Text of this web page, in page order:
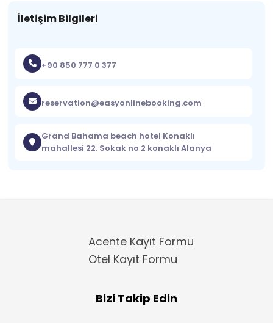
İletişim Bilgileri
+90 850 777 0 377
reservation@easyonlinebooking.com
Grand Bahama beach hotel Konaklı
mahallesi 22. Sokak no 2 konaklı Alanya
Acente Kayıt Formu
Otel Kayıt Formu
Bizi Takip Edin